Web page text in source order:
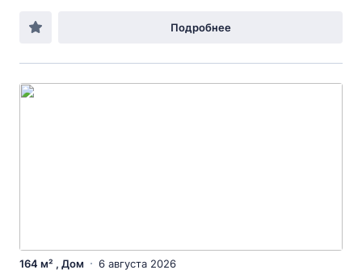
Подробнее
164 м² , Дом 6 августа 2026